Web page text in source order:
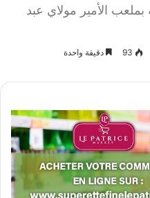
بملعب الأمير مولاي عبد
93 دقيقة واحدة